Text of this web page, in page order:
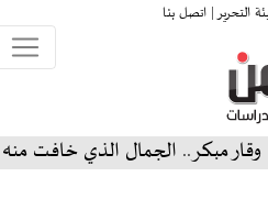
التحرير |اتصل بنا
الجمال الذي خافت منه النساء